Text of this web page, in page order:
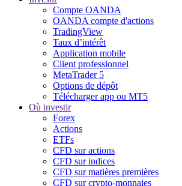
Compte OANDA
OANDA compte d'actions
TradingView
Taux d’intérêt
Application mobile
Client professionnel
MetaTrader 5
Options de dépôt
Télécharger app ou MT5
Où investir
Forex
Actions
ETFs
CFD sur actions
CFD sur indices
CFD sur matières premières
CFD sur crypto-monnaies